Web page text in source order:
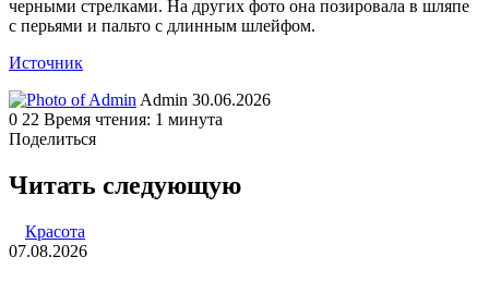
черными стрелками. На других фото она позировала в шляпе
с перьями и пальто с длинным шлейфом.
Источник
Admin Send
an
30.06.2026
0 22 Время чтения: 1 минута
Поделиться
через
электронную
Читать следующую
Красота
07.08.2026